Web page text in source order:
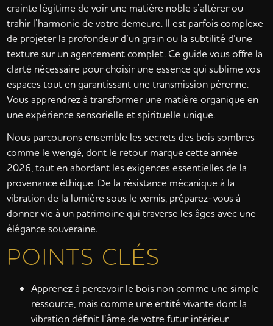
crainte légitime de voir une matière noble s’altérer ou
trahir l’harmonie de votre demeure. Il est parfois complexe
de projeter la profondeur d’un grain ou la subtilité d’une
texture sur un agencement complet. Ce guide vous offre la
clarté nécessaire pour choisir une essence qui sublime vos
espaces tout en garantissant une transmission pérenne.
Vous apprendrez à transformer une matière organique en
une expérience sensorielle et spirituelle unique.
Nous parcourons ensemble les secrets des bois sombres
comme le wengé, dont le retour marque cette année
2026, tout en abordant les exigences essentielles de la
provenance éthique. De la résistance mécanique à la
vibration de la lumière sous le vernis, préparez-vous à
donner vie à un patrimoine qui traverse les âges avec une
élégance souveraine.
POINTS CLÉS
Apprenez à percevoir le bois non comme une simple
ressource, mais comme une entité vivante dont la
vibration définit l’âme de votre futur intérieur.